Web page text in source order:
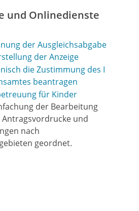
und Onlinedienste
der Ausgleichsabgabe
der Anzeige
die Zustimmung des I
beantragen
für Kinder
der Bearbeitung
Antragsvordrucke und
nach
geordnet.